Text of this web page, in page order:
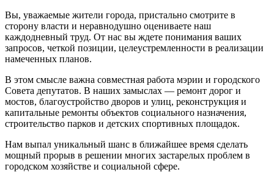
Вы, уважаемые жители города, пристально смотрите в
сторону власти и неравнодушно оцениваете наш
каждодневный труд. От нас вы ждете понимания ваших
запросов, четкой позиции, целеустремленности в реализации
намеченных планов.
В этом смысле важна совместная работа мэрии и городского
Совета депутатов. В наших замыслах — ремонт дорог и
мостов, благоустройство дворов и улиц, реконструкция и
капитальные ремонты объектов социального назначения,
строительство парков и детских спортивных площадок.
Нам выпал уникальный шанс в ближайшее время сделать
мощный прорыв в решении многих застарелых проблем в
городском хозяйстве и социальной сфере.